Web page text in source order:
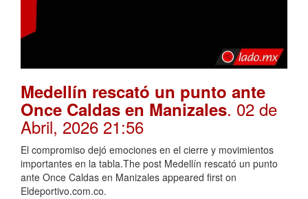
Medellín rescató un punto ante
Once Caldas en Manizales. 02 de
Abril, 2026 21:56
El compromiso dejó emociones en el cierre y movimientos
importantes en la tabla.The post Medellín rescató un punto
ante Once Caldas en Manizales appeared first on
Eldeportivo.com.co.